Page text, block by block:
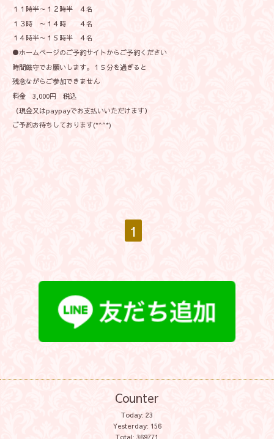
１１時半～１２時半 ４名
１３時 ～１４時 ４名
１４時半～１５時半 ４名
●ホームページのご予約サイトからご予約ください
時間厳守でお願いします。１５分を過ぎると
残念ながらご参加できません
料金 3,000円 税込
（現金又はpaypayでお支払いいただけます）
ご予約お待ちしております(*^^*)
1
Counter
Today: 23
Yesterday: 156
Total: 369771